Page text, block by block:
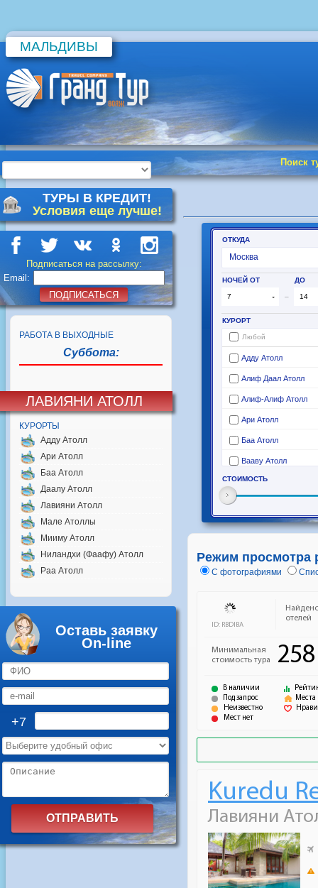
МАЛЬДИВЫ
Поиск
ТУРЫ В КРЕДИТ!
Условия еще лучше!
Подписаться на рассылку:
Email:
ПОДПИСАТЬСЯ
РАБОТА В ВЫХОДНЫЕ
Суббота:
ЛАВИЯНИ АТОЛЛ
КУРОРТЫ
Адду Атолл
Ари Атолл
Баа Атолл
Даалу Атолл
Лавияни Атолл
Мале Атоллы
Мииму Атолл
Ниландхи (Фаафу) Атолл
Раа Атолл
Оставь заявку
On-line
+7
Режим просмотра
С фотографиями